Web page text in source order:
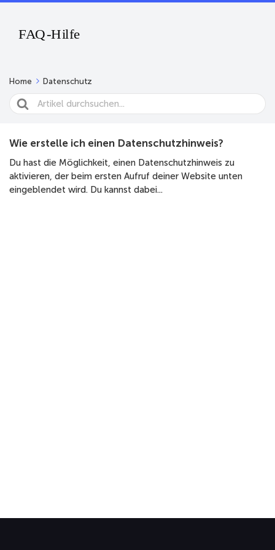
Home Datenschutz
Search
For
Wie erstelle ich einen Datenschutzhinweis?
Du hast die Möglichkeit, einen Datenschutzhinweis zu
aktivieren, der beim ersten Aufruf deiner Website unten
eingeblendet wird. Du kannst dabei...